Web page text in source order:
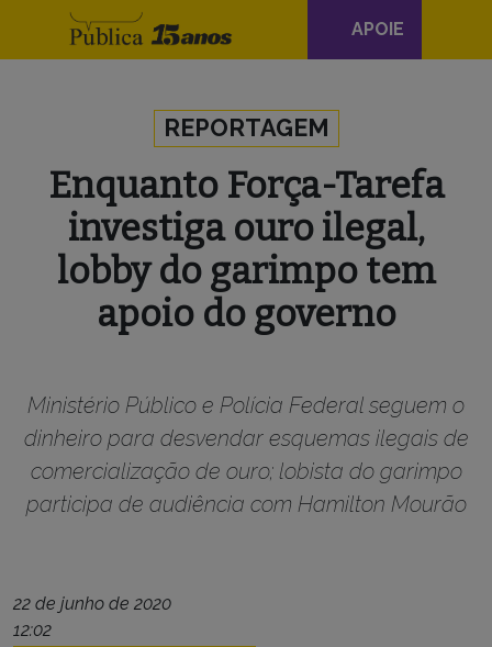
Navegação
principal
APOIE
REPORTAGEM
Enquanto Força-Tarefa
investiga ouro ilegal,
lobby do garimpo tem
apoio do governo
Ministério Público e Polícia Federal seguem o
dinheiro para desvendar esquemas ilegais de
comercialização de ouro; lobista do garimpo
participa de audiência com Hamilton Mourão
22 de junho de 2020
12:02